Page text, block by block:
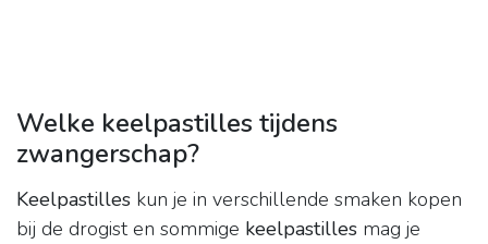
Welke keelpastilles tijdens
zwangerschap?
Keelpastilles kun je in verschillende smaken kopen
bij de drogist en sommige keelpastilles mag je